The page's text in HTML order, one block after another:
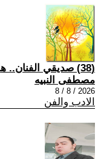
(38) صديقي الفنان.. هل أنت راضٍ عن نفسك؟
مصطفى النبيه
2026 / 8 / 8
الادب والفن